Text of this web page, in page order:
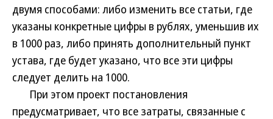
двумя способами: либо изменить все статьи, где
указаны конкретные цифры в рублях, уменьшив их
в 1000 раз, либо принять дополнительный пункт
устава, где будет указано, что все эти цифры
следует делить на 1000.
При этом проект постановления
предусматривает, что все затраты, связанные с